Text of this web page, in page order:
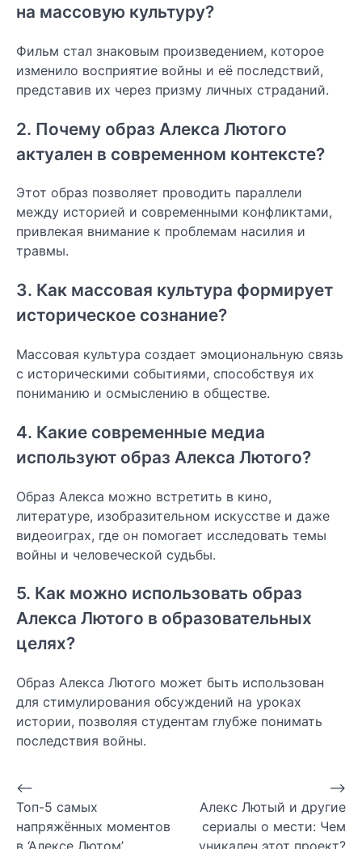
на массовую культуру?
Фильм стал знаковым произведением, которое
изменило восприятие войны и её последствий,
представив их через призму личных страданий.
2. Почему образ Алекса Лютого
актуален в современном контексте?
Этот образ позволяет проводить параллели
между историей и современными конфликтами,
привлекая внимание к проблемам насилия и
травмы.
3. Как массовая культура формирует
историческое сознание?
Массовая культура создает эмоциональную связь
с историческими событиями, способствуя их
пониманию и осмыслению в обществе.
4. Какие современные медиа
используют образ Алекса Лютого?
Образ Алекса можно встретить в кино,
литературе, изобразительном искусстве и даже
видеоиграх, где он помогает исследовать темы
войны и человеческой судьбы.
5. Как можно использовать образ
Алекса Лютого в образовательных
целях?
Образ Алекса Лютого может быть использован
для стимулирования обсуждений на уроках
истории, позволяя студентам глубже понимать
последствия войны.
Навигация
по
записям
⟵
Топ-5 самых
напряжённых моментов
Алекс Лютый и другие
сериалы о мести: Чем
⟶